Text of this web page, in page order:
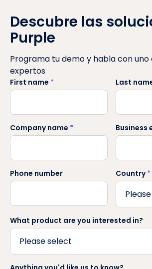
Descubre las
Purple
Programa tu demo y habla con uno
expertos
First name * Last
Company name * Business
Phone number Country*
What product are you interested in?